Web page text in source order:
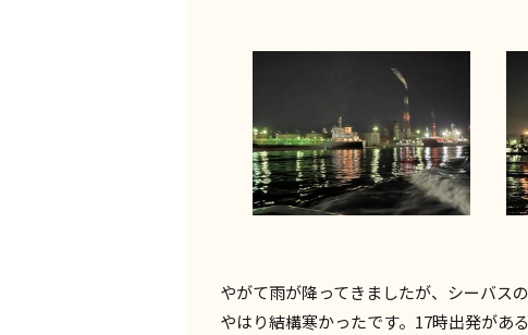
やがて雨が降ってきましたが、シーバス
やはり結構寒かったです。17時出発があ